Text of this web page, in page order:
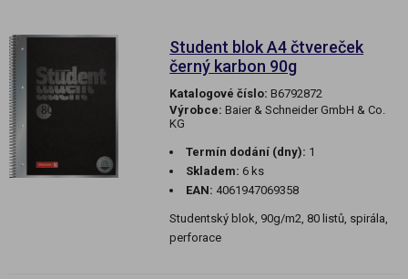
Student blok A4 čtvereček
černý karbon 90g
Katalogové číslo: B6792872
Výrobce: Baier & Schneider GmbH & Co.
KG
Termín dodání (dny): 1
Skladem: 6 ks
EAN: 4061947069358
Studentský blok, 90g/m2, 80 listů, spirála,
perforace